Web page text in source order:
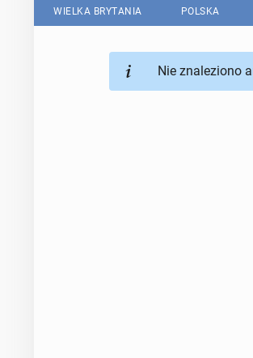
WIELKA BRYTANIA POLSKA
Nie znaleziono